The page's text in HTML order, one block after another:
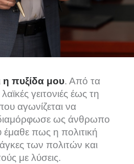
η πυξίδα μου. Από τα
γειτονιές έως τη
αγωνίζεται να
ως άνθρωπο
έμαθε πως η πολιτική
των πολιτών και
με λύσεις.